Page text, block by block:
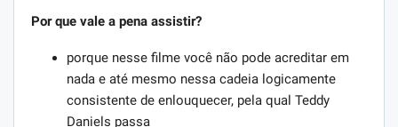
Por que vale a pena assistir?
porque nesse filme você não pode acreditar em
nada e até mesmo nessa cadeia logicamente
consistente de enlouquecer, pela qual Teddy
Daniels passa